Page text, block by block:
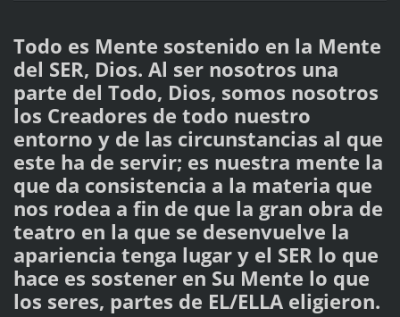
Todo es Mente sostenido en la Mente
del SER, Dios. Al ser nosotros una
parte del Todo, Dios, somos nosotros
los Creadores de todo nuestro
entorno y de las circunstancias al que
este ha de servir; es nuestra mente la
que da consistencia a la materia que
nos rodea a fin de que la gran obra de
teatro en la que se desenvuelve la
apariencia tenga lugar y el SER lo que
hace es sostener en Su Mente lo que
los seres, partes de EL/ELLA eligieron.